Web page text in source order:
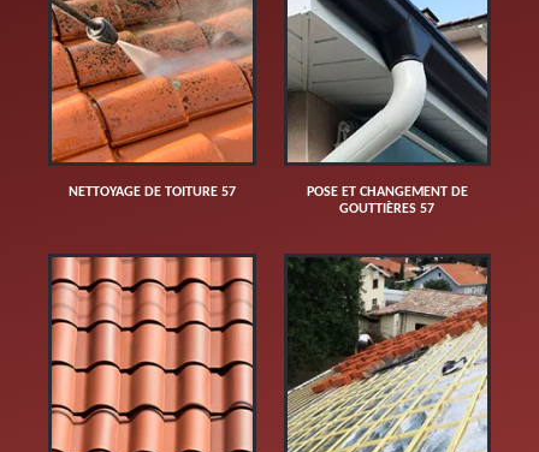
NETTOYAGE DE TOITURE 57
POSE ET CHANGEMENT DE
GOUTTIÈRES 57